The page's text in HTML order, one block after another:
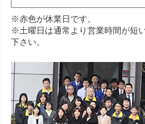
※赤色が休業日です。
※土曜日は通常より営業時間が短
下さい。